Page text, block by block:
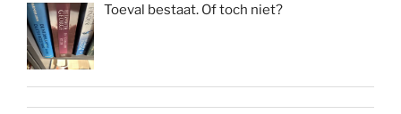
Toeval bestaat. Of toch niet?